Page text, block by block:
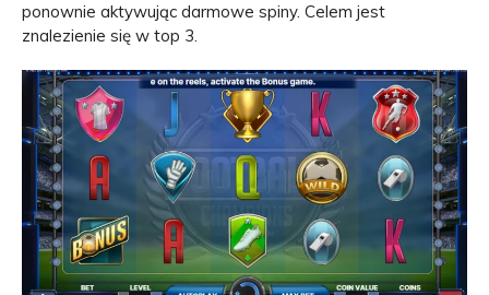
ponownie aktywując darmowe spiny. Celem jest
znalezienie się w top 3.